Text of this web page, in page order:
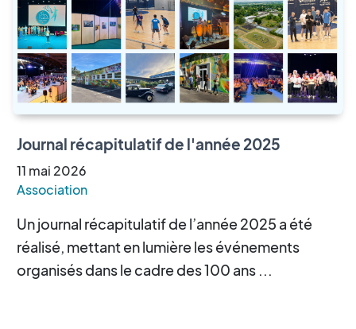
Journal récapitulatif de l'année 2025
11 mai2026
Association
Un journal récapitulatif de l’année 2025 a été
réalisé, mettant en lumière les événements
organisés dans le cadre des 100 ans ...